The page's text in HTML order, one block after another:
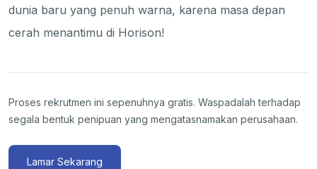
dunia baru yang penuh warna, karena masa depan
cerah menantimu di Horison!
Proses rekrutmen ini sepenuhnya gratis. Waspadalah terhadap
segala bentuk penipuan yang mengatasnamakan perusahaan.
Lamar Sekarang